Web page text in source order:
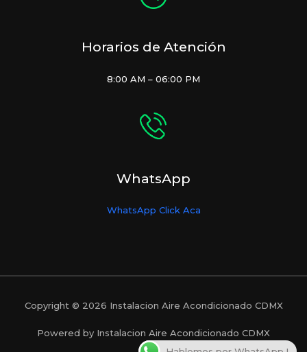
Horarios de Atención
8:00 AM – 06:00 PM
WhatsApp
WhatsApp Click Aca
Copyright © 2026 Instalacion Aire Acondicionado CDMX
Powered by Instalacion Aire Acondicionado CDMX